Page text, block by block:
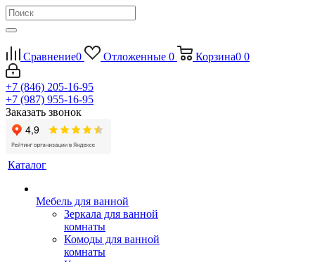
Сравнение0 Отложенные 0 Корзина0 0
+7 (846) 205-16-95
+7 (987) 955-16-95
Заказать звонок
Каталог
Мебель для ванной
Зеркала для ванной
комнаты
Комоды для ванной
комнаты